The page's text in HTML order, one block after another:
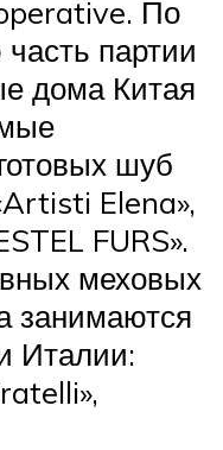
По
партии
дома Китая
шуб
Elena»,
FURS».
меховых
занимаются
Италии: